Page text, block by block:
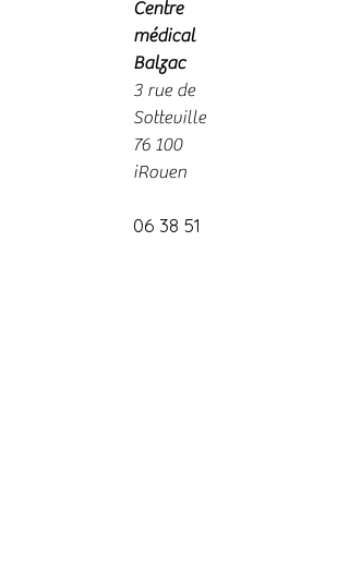
Centre
médical
Balzac
3 rue de
Sotteville
76 100
iRouen
06 38 51